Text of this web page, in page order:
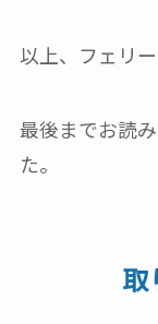
以上、フェリ
最後までお読
た。
取